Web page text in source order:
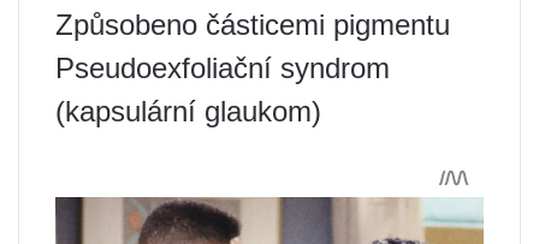
Způsobeno částicemi pigmentu
Pseudoexfoliační syndrom
(kapsulární glaukom)